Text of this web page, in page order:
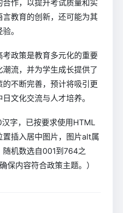
作，以提升考试质量和实
教育的创新，还可能为其
。
政策是教育多元化的重要
流，并为学生成长提供了
不断完善，预计将吸引更
文化交流与人才培养。
汉字，已按要求使用HTML
插入居中图片，图片alt属
随机数选自001到764之
保内容符合政策主题。）